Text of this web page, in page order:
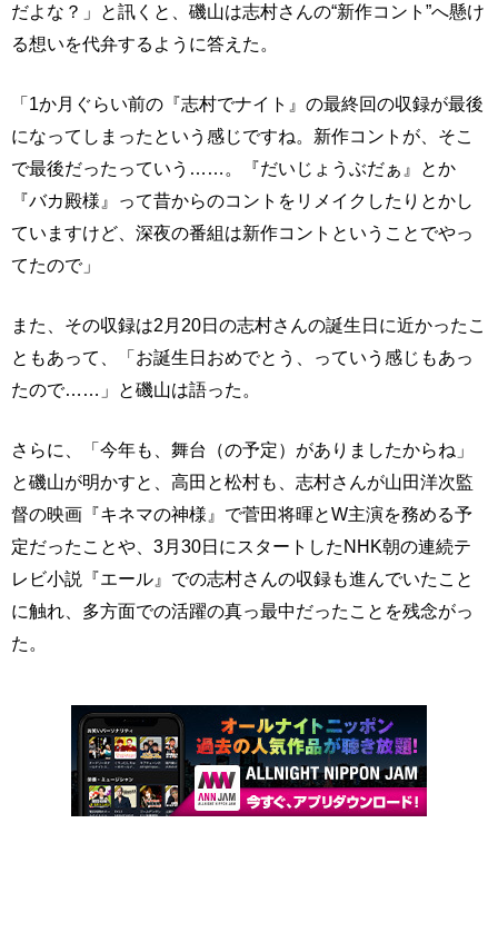
だよな？」と訊くと、磯山は志村さんの“新作コント”へ懸け
る想いを代弁するように答えた。
「1か月ぐらい前の『志村でナイト』の最終回の収録が最後
になってしまったという感じですね。新作コントが、そこ
で最後だったっていう……。『だいじょうぶだぁ』とか
『バカ殿様』って昔からのコントをリメイクしたりとかし
ていますけど、深夜の番組は新作コントということでやっ
てたので」
また、その収録は2月20日の志村さんの誕生日に近かったこ
ともあって、「お誕生日おめでとう、っていう感じもあっ
たので……」と磯山は語った。
さらに、「今年も、舞台（の予定）がありましたからね」
と磯山が明かすと、高田と松村も、志村さんが山田洋次監
督の映画『キネマの神様』で菅田将暉とW主演を務める予
定だったことや、3月30日にスタートしたNHK朝の連続テ
レビ小説『エール』での志村さんの収録も進んでいたこと
に触れ、多方面での活躍の真っ最中だったことを残念がっ
た。